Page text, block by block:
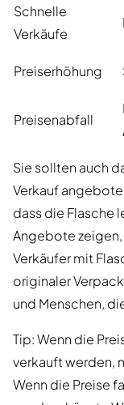
Schnelle
Verkäufe
Preiserhöhung
Preisenabfall
Sie sollten auch
Verkauf
dass die Flasche
Angebote zeigen,
Verkäufer mit
originaler
und Menschen,
Tip: Wenn die
verkauft werden,
Wenn die Preise